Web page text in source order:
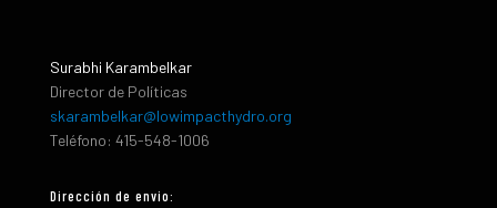
Surabhi Karambelkar
Director de Políticas
skarambelkar@lowimpacthydro.org
Teléfono: 415-548-1006
Dirección de envio: